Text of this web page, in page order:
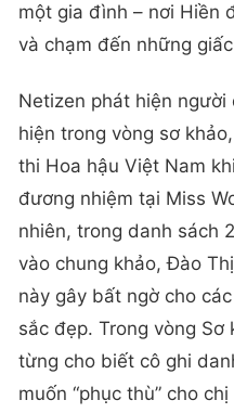
một gia đình – nơi Hiền
và chạm đến những giấc
Netizen phát hiện
hiện trong vòng sơ
thi Hoa hậu Việt Nam
đương nhiệm tại Miss
nhiên, trong danh sách
vào chung khảo, Đào
này gây bất ngờ cho
sắc đẹp. Trong vòng
từng cho biết cô ghi
muốn “phục thù” cho